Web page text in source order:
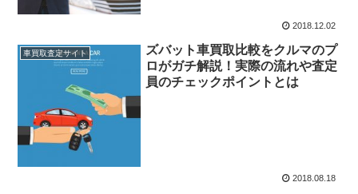
2018.12.02
車買取査定サイト
ズバット車買取比較をクルマのプ
ロがガチ解説！実際の流れや査定
員のチェックポイントとは
2018.08.18